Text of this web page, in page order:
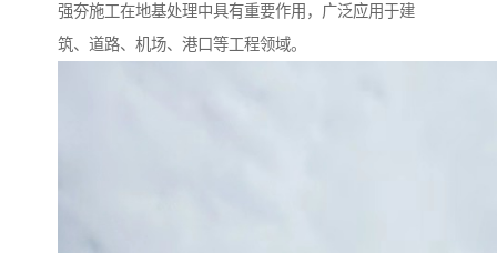
强夯施工在地基处理中具有重要作用，广泛应用于建
筑、道路、机场、港口等工程领域。